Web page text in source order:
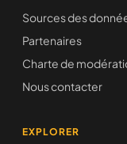
Sources des
Partenaires
Charte de
Nous contacter
EXPLORER